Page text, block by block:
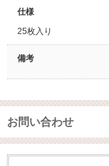
仕様
25枚入り
備考
お問い合わせ